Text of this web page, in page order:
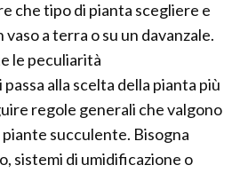
che tipo di pianta scegliere e
a terra o su un davanzale.
le peculiarità
alla scelta della pianta più
regole generali che valgono
succulente. Bisogna
sistemi di umidificazione o